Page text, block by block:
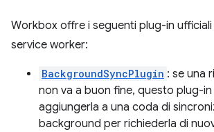
Workbox offre i seguenti plug-in ufficiali
service worker:
BackgroundSyncPlugin : se una
non va a buon fine, questo plug-
aggiungerla a una coda di
background per richiederla di